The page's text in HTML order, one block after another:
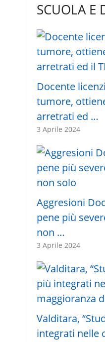
SCUOLA E
Docente
tumore,
arretrati ed …
3 Aprile 2024
Aggresioni
pene più
non …
3 Aprile 2024
Valditara,
integrati nelle